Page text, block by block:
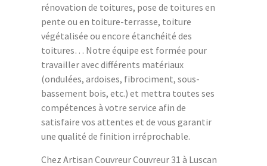
rénovation de toitures, pose de toitures en
pente ou en toiture-terrasse, toiture
végétalisée ou encore étanchéité des
toitures… Notre équipe est formée pour
travailler avec différents matériaux
(ondulées, ardoises, fibrociment, sous-
bassement bois, etc.) et mettra toutes ses
compétences à votre service afin de
satisfaire vos attentes et de vous garantir
une qualité de finition irréprochable.
Chez Artisan Couvreur Couvreur 31 à Luscan